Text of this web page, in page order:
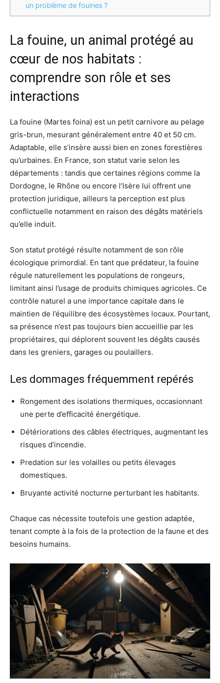
un problème de fouines ?
La fouine, un animal protégé au
cœur de nos habitats :
comprendre son rôle et ses
interactions
La fouine (Martes foina) est un petit carnivore au pelage
gris-brun, mesurant généralement entre 40 et 50 cm.
Adaptable, elle s’insère aussi bien en zones forestières
qu’urbaines. En France, son statut varie selon les
départements : tandis que certaines régions comme la
Dordogne, le Rhône ou encore l’Isère lui offrent une
protection juridique, ailleurs la perception est plus
conflictuelle notamment en raison des dégâts matériels
qu’elle induit.
Son statut protégé résulte notamment de son rôle
écologique primordial. En tant que prédateur, la fouine
régule naturellement les populations de rongeurs,
limitant ainsi l’usage de produits chimiques agricoles. Ce
contrôle naturel a une importance capitale dans le
maintien de l’équilibre des écosystèmes locaux. Pourtant,
sa présence n’est pas toujours bien accueillie par les
propriétaires, qui déplorent souvent les dégâts causés
dans les greniers, garages ou poulaillers.
Les dommages fréquemment repérés
Rongement des isolations thermiques, occasionnant
une perte d’efficacité énergétique.
Détériorations des câbles électriques, augmentant les
risques d’incendie.
Predation sur les volailles ou petits élevages
domestiques.
Bruyante activité nocturne perturbant les habitants.
Chaque cas nécessite toutefois une gestion adaptée,
tenant compte à la fois de la protection de la faune et des
besoins humains.